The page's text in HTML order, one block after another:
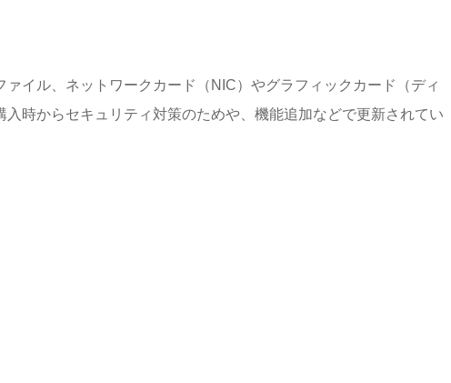
イル、ネットワークカード（NIC）やグラフィックカード（ディ
時からセキュリティ対策のためや、機能追加などで更新されてい